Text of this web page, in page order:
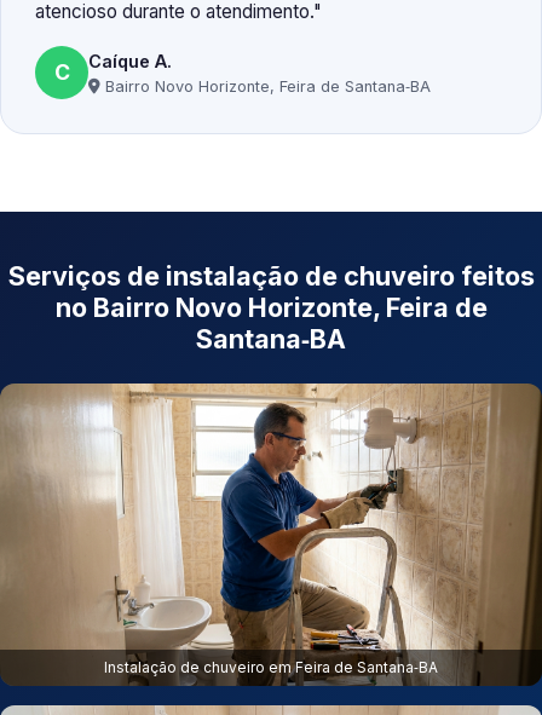
atencioso durante o atendimento.
C Caíque A.
Bairro Novo Horizonte, Feira de Santana‑BA
Serviços de instalação de chuveiro feitos
no Bairro Novo Horizonte, Feira de
Santana‑BA
Instalação de chuveiro em Feira de Santana‑BA